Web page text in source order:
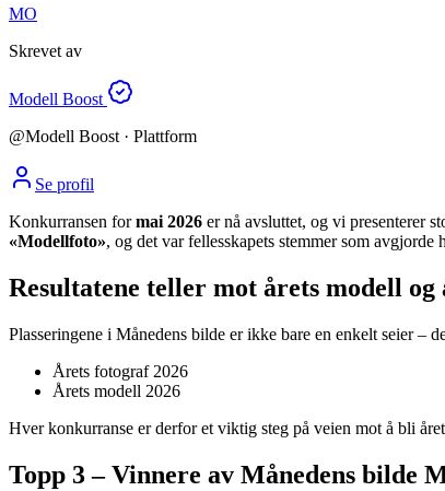
MO
Skrevet av
Modell Boost
@Modell Boost · Plattform
Se profil
Konkurransen formai 2026 er nå avsluttet, og vi presenterer
«Modellfoto», og det var fellesskapets stemmer som avgjorde
Resultatene teller mot årets modell
Plasseringene i Månedens bilde er ikke bare en enkelt seier –
Årets fotograf 2026
Årets modell 2026
Hver konkurranse er derfor et viktig steg på veien mot å bli
Topp 3 – Vinnere av Månedens bilde